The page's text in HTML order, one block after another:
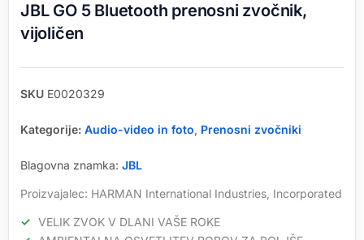
JBL GO 5 Bluetooth prenosni zvočnik,
vijoličen
SKU E0020329
Kategorije: Audio-video in foto, Prenosni zvočniki
Blagovna znamka: JBL
Proizvajalec: HARMAN International Industries, Incorporated
VELIK ZVOK V DLANI VAŠE ROKE